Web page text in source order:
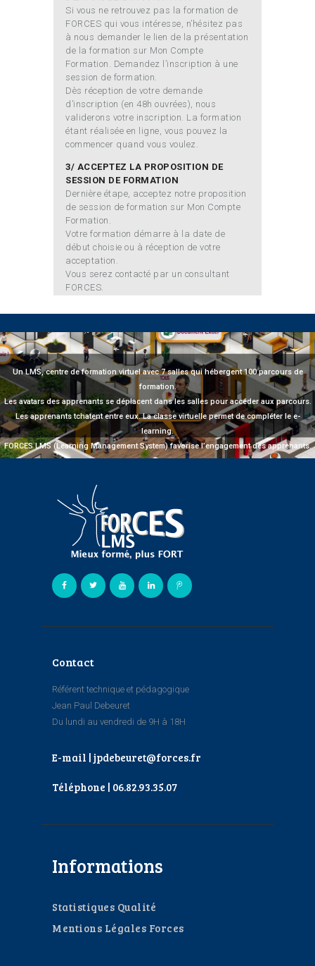
Si vous ne retrouvez pas la formation de
FORCES qui vous intéresse, n’hésitez pas
à nous demander le lien de la présentation
de la formation sur Mon Compte
Formation. Demandez l’inscription à une
session de formation.
Dès réception de votre demande
d’inscription (en 48h ouvrées), nous
validerons votre inscription. La formation
étant réalisée en ligne, vous pouvez la
commencer quand vous voulez.
3/ ACCEPTEZ LA PROPOSITION DE
SESSION DE FORMATION
Dernière étape, acceptez notre proposition
de session de formation sur Mon Compte
Formation.
Votre formation démarre à la date de
début choisie ou à réception de votre
acceptation.
Vous serez contacté par un consultant
FORCES.
Un LMS, centre de formation virtuel avec 7 salles qui hébergent 100 parcours de
formation.
Les avatars des apprenants se déplacent dans les salles pour accéder aux parcours.
Les apprenants tchatent entre eux. La classe virtuelle permet de compléter le e-
learning.
FORCES LMS (Learning Management System) favorise l’engagement des apprenants.
Contact
Référent technique et pédagogique
Jean Paul Debeuret
Du lundi au vendredi de 9H à 18H
E-mail | jpdebeuret@forces.fr
Téléphone | 06.82.93.35.07
Informations
Statistiques Qualité
Mentions Légales Forces